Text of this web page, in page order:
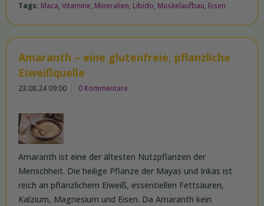
Tags: Maca, Vitamine, Mineralien, Libido, Muskelaufbau, Eisen
Amaranth – eine glutenfreie, pflanzliche
Eiweißquelle
23.08.24 09:00 0 Kommentare
Amaranth ist eine der ältesten Nutzpflanzen der
Menschheit. Die heilige Pflanze der Mayas und Inkas ist
reich an pflanzlichem Eiweiß, essentiellen Fettsäuren,
Kalzium, Magnesium und Eisen. Da Amaranth kein